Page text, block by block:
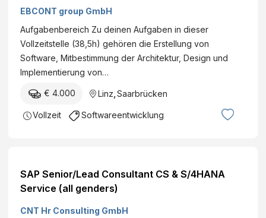
m
n
a
l
e
e
e
l
e
i
c
h
r
e
r
o
V
e
r
k
r
K
o
EBCONT group GmbH
Aufgabenbereich Zu deinen Aufgaben in dieser
Vollzeitstelle (38,5h) gehören die Erstellung von
Software, Mitbestimmung der Architektur, Design und
Implementierung von…
€ 4.000 Linz Saarbrücken
Vollzeit Softwareentwicklung
SAP Senior/Lead Consultant CS & S/4HANA
Service (all genders)
CNT Hr Consulting GmbH